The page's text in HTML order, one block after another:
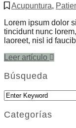
Acupuntura,
Lorem ipsum dolor
tincidunt nunc
laoreet, nisl id
Leer artículo
Búsqueda
Categorías